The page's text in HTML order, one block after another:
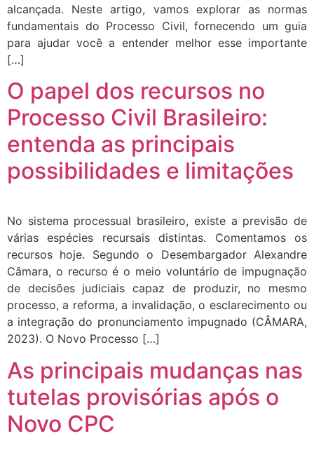
alcançada. Neste artigo, vamos explorar as normas
fundamentais do Processo Civil, fornecendo um guia
para ajudar você a entender melhor esse importante
[…]
O papel dos recursos no
Processo Civil Brasileiro:
entenda as principais
possibilidades e limitações
No sistema processual brasileiro, existe a previsão de
várias espécies recursais distintas. Comentamos os
recursos hoje. Segundo o Desembargador Alexandre
Câmara, o recurso é o meio voluntário de impugnação
de decisões judiciais capaz de produzir, no mesmo
processo, a reforma, a invalidação, o esclarecimento ou
a integração do pronunciamento impugnado (CÂMARA,
2023). O Novo Processo […]
As principais mudanças nas
tutelas provisórias após o
Novo CPC